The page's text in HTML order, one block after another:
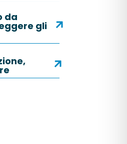
da
gli